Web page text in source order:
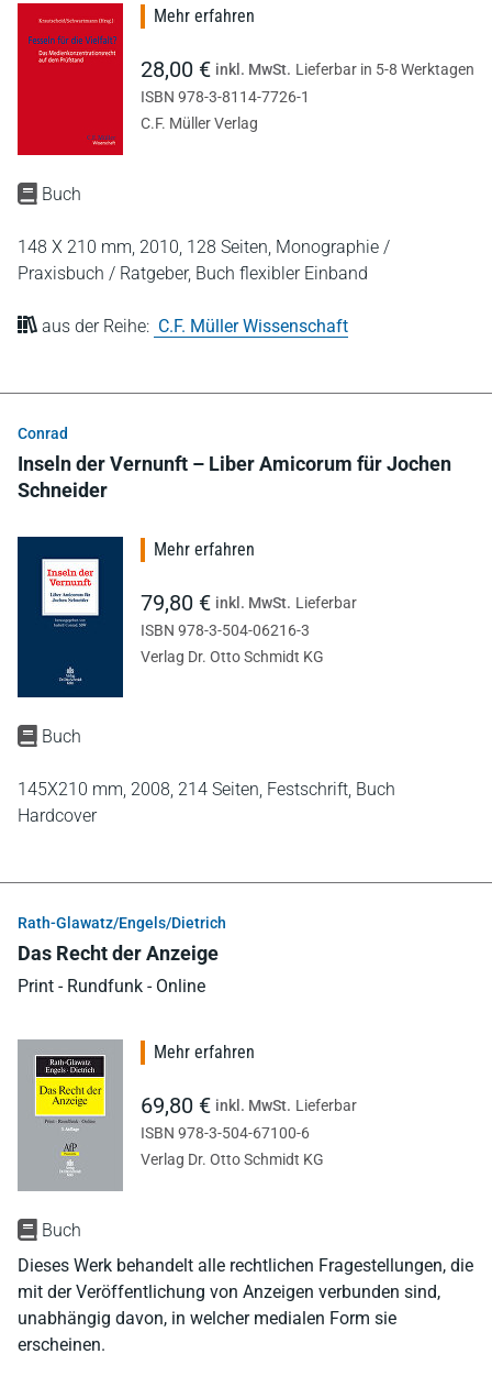
Buch
148 X 210 mm, 2010, 128 Seiten, Monographie /
Praxisbuch / Ratgeber, Buch flexibler Einband
aus der Reihe: C.F. Müller Wissenschaft
Mehr erfahren
28,00 € inkl. MwSt. Lieferbar in 5-8 Werktagen
ISBN 978-3-8114-7726-1
C.F. Müller Verlag
Conrad
Inseln der Vernunft – Liber Amicorum für Jochen
Schneider
Buch
145X210 mm, 2008, 214 Seiten, Festschrift, Buch
Hardcover
Mehr erfahren
79,80 € inkl. MwSt. Lieferbar
ISBN 978-3-504-06216-3
Verlag Dr. Otto Schmidt KG
Rath-Glawatz/Engels/Dietrich
Das Recht der Anzeige
Print - Rundfunk - Online
Buch
Dieses Werk behandelt alle rechtlichen Fragestellungen, die
mit der Veröffentlichung von Anzeigen verbunden sind,
unabhängig davon, in welcher medialen Form sie
erscheinen.
Mehr erfahren
69,80 € inkl. MwSt. Lieferbar
ISBN 978-3-504-67100-6
Verlag Dr. Otto Schmidt KG